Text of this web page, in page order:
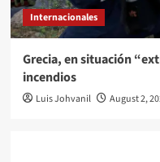
Internacionales
Grecia, en situación
incendios
Luis Johvanil August 2,